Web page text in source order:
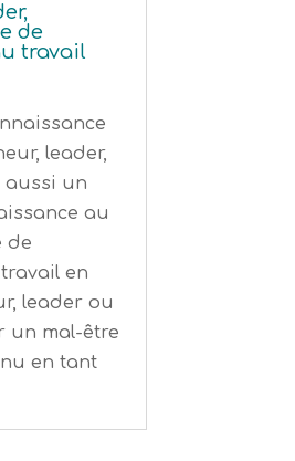
de
travail
leader,
aussi un
au
de
en
leader ou
un mal-être
en tant